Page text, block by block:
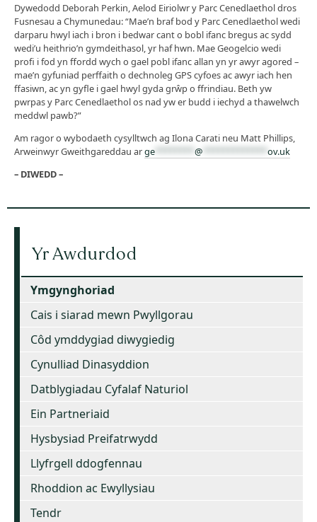
Dywedodd Deborah Perkin, Aelod Eiriolwr y Parc Cenedlaethol dros
Fusnesau a Chymunedau: “Mae’n braf bod y Parc Cenedlaethol wedi
darparu hwyl iach i bron i bedwar cant o bobl ifanc bregus ac sydd
wedi’u heithrio’n gymdeithasol, yr haf hwn. Mae Geogelcio wedi
profi i fod yn ffordd wych o gael pobl ifanc allan yn yr awyr agored –
mae’n gyfuniad perffaith o dechnoleg GPS cyfoes ac awyr iach hen
ffasiwn, ac yn gyfle i gael hwyl gyda grŵp o ffrindiau. Beth yw
pwrpas y Parc Cenedlaethol os nad yw er budd i iechyd a thawelwch
meddwl pawb?”
Am ragor o wybodaeth cysylltwch ag Ilona Carati neu Matt Phillips,
Arweinwyr Gweithgareddau arge @
ov.uk
– DIWEDD –
Yr Awdurdod
Ymgynghoriad
Cais i siarad mewn Pwyllgorau
Côd ymddygiad diwygiedig
Cynulliad Dinasyddion
Datblygiadau Cyfalaf Naturiol
Ein Partneriaid
Hysbysiad Preifatrwydd
Llyfrgell ddogfennau
Rhoddion ac Ewyllysiau
Tendr